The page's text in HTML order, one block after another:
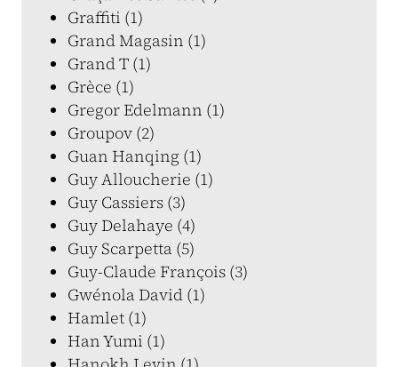
Graffiti (1)
Grand Magasin (1)
Grand T (1)
Grèce (1)
Gregor Edelmann (1)
Groupov (2)
Guan Hanqing (1)
Guy Alloucherie (1)
Guy Cassiers (3)
Guy Delahaye (4)
Guy Scarpetta (5)
Guy-Claude François (3)
Gwénola David (1)
Hamlet (1)
Han Yumi (1)